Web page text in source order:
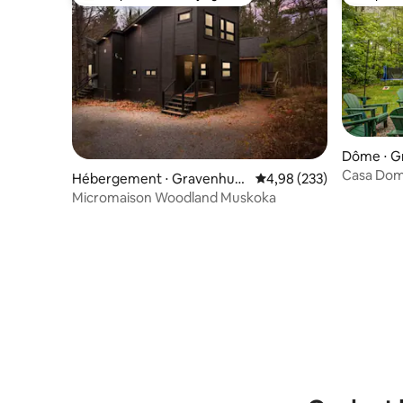
Hébergement ⋅ Gravenhurs
t
Évaluation moyenne
4,98 (233)
Micromaison Woodland Muskoka
Dôme ⋅
Casa